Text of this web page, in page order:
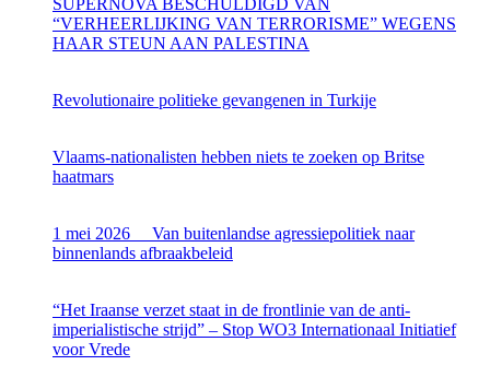
SUPERNOVA BESCHULDIGD VAN
“VERHEERLIJKING VAN TERRORISME” WEGENS
HAAR STEUN AAN PALESTINA
Revolutionaire politieke gevangenen in Turkije
Vlaams-nationalisten hebben niets te zoeken op Britse
haatmars
1 mei 2026 Van buitenlandse agressiepolitiek naar
binnenlands afbraakbeleid
“Het Iraanse verzet staat in de frontlinie van de anti-
imperialistische strijd” – Stop WO3 Internationaal Initiatief
voor Vrede